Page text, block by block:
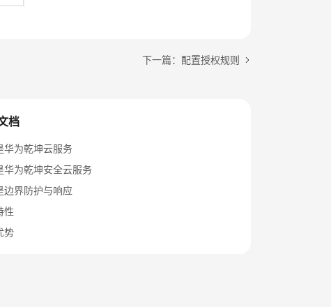
下一篇：配置授权规则
档
华为乾坤云服务
华为乾坤安全云服务
边界防护与响应
性
势